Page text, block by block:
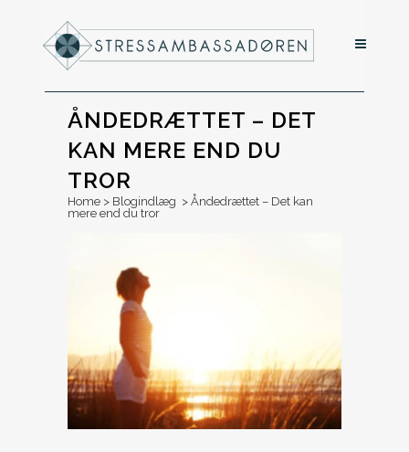
ÅNDEDRÆTTET – DET
KAN MERE END DU
TROR
Home > Blogindlæg > Åndedrættet – Det kan
mere end du tror